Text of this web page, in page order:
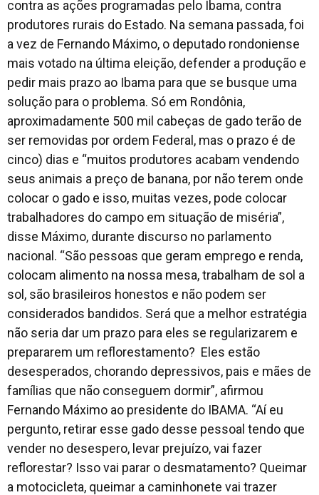
contra as ações programadas pelo Ibama, contra
produtores rurais do Estado. Na semana passada, foi
a vez de Fernando Máximo, o deputado rondoniense
mais votado na última eleição, defender a produção e
pedir mais prazo ao Ibama para que se busque uma
solução para o problema. Só em Rondônia,
aproximadamente 500 mil cabeças de gado terão de
ser removidas por ordem Federal, mas o prazo é de
cinco) dias e “muitos produtores acabam vendendo
seus animais a preço de banana, por não terem onde
colocar o gado e isso, muitas vezes, pode colocar
trabalhadores do campo em situação de miséria”,
disse Máximo, durante discurso no parlamento
nacional. “São pessoas que geram emprego e renda,
colocam alimento na nossa mesa, trabalham de sol a
sol, são brasileiros honestos e não podem ser
considerados bandidos. Será que a melhor estratégia
não seria dar um prazo para eles se regularizarem e
prepararem um reflorestamento? Eles estão
desesperados, chorando depressivos, pais e mães de
famílias que não conseguem dormir”, afirmou
Fernando Máximo ao presidente do IBAMA. “Aí eu
pergunto, retirar esse gado desse pessoal tendo que
vender no desespero, levar prejuízo, vai fazer
reflorestar? Isso vai parar o desmatamento? Queimar
a motocicleta, queimar a caminhonete vai trazer